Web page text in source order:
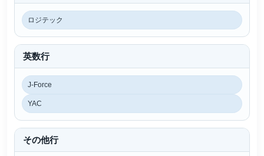
ロジテック
英数行
J-Force
YAC
その他行